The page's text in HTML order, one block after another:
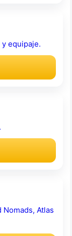
equipaje.
Nomads, Atlas